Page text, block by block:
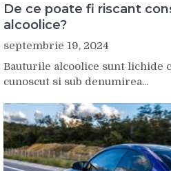
De ce poate fi riscant
alcoolice?
septembrie 19, 2024
Bauturile alcoolice sunt lichide
cunoscut si sub denumirea...